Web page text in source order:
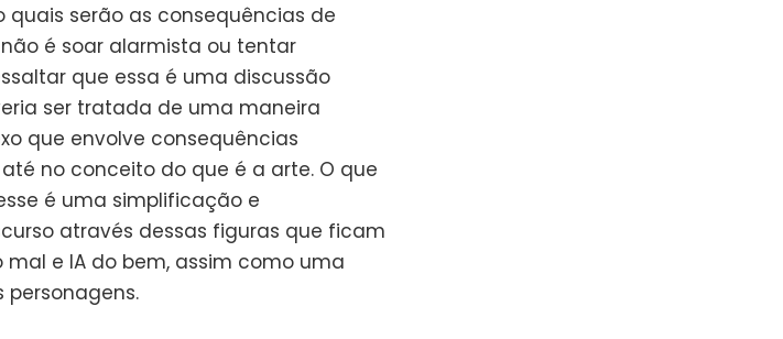
quais serão as consequências de
é soar alarmista ou tentar
que essa é uma discussão
ser tratada de uma maneira
que envolve consequências
no conceito do que é a arte. O que
é uma simplificação e
através dessas figuras que ficam
e IA do bem, assim como uma
personagens.